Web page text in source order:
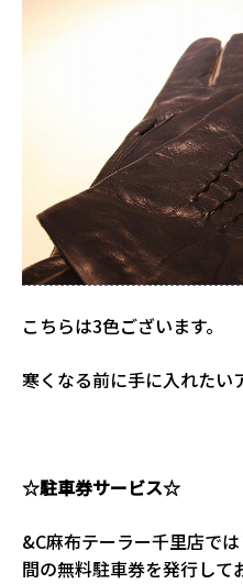
こちらは3色ございます。
寒くなる前に手に入れたい
☆駐車券サービス☆
&C麻布テーラー千里店で
間の無料駐車券を発行して